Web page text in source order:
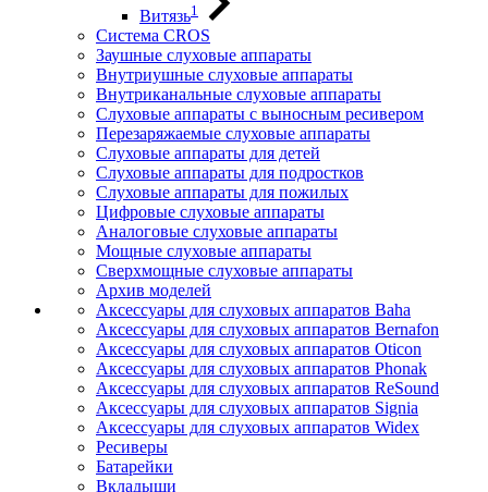
Витязь1
Система CROS
Заушные слуховые аппараты
Внутриушные слуховые аппараты
Внутриканальные слуховые аппараты
Слуховые аппараты с выносным ресивером
Перезаряжаемые слуховые аппараты
Слуховые аппараты для детей
Слуховые аппараты для подростков
Слуховые аппараты для пожилых
Цифровые слуховые аппараты
Аналоговые слуховые аппараты
Мощные слуховые аппараты
Сверхмощные слуховые аппараты
Архив моделей
Аксессуары для слуховых аппаратов Baha
Аксессуары для слуховых аппаратов Bernafon
Аксессуары для слуховых аппаратов Oticon
Аксессуары для слуховых аппаратов Phonak
Аксессуары для слуховых аппаратов ReSound
Аксессуары для слуховых аппаратов Signia
Аксессуары для слуховых аппаратов Widex
Ресиверы
Батарейки
Вкладыши